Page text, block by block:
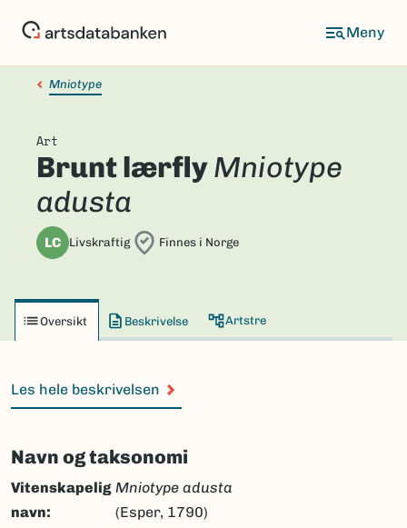
Mniotype
Art
Brunt lærflyMniotype
adusta
LC Livskraftig Finnes i Norge
Oversikt Beskrivelse Artstre
Les hele beskrivelsen
Navn og taksonomi
Vitenskapelig
navn:
Mniotype adusta
(Esper, 1790)